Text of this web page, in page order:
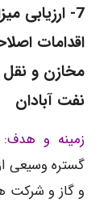
7- ارزیابی
اقدامات
مخازن و نقل
نفت آبادان
زمینه و هدف:
گستره
و گاز و شرکت